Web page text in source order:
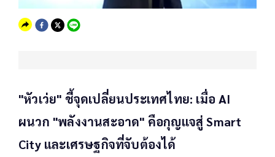
"หัวเว่ย" ชี้จุดเปลี่ยนประเทศไทย: เมื่อ AI
ผนวก "พลังงานสะอาด" คือกุญแจสู่ Smart
City และเศรษฐกิจที่จับต้องได้